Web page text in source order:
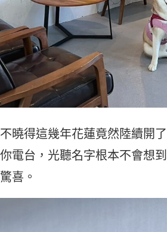
曉得這幾年花蓮竟然陸續開
電台，光聽名字根本不會想
喜。